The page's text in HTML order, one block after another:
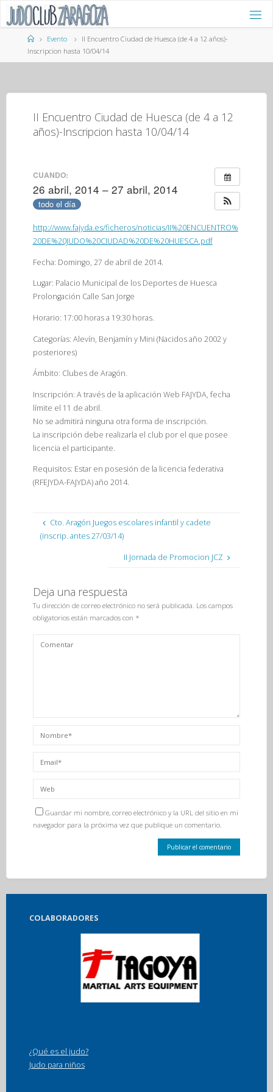
Saltar
contenidoPágina
de
Inicio
Evento
II Encuentro Ciudad de Huesca (de 4 a 12 años)-
Inscripcion hasta 10/04/14
II Encuentro Ciudad de Huesca (de 4 a 12
años)-Inscripcion hasta 10/04/14
CUANDO:
26 abril, 2014 – 27 abril, 2014
todo el día
http://www.fajyda.es/ficheros/noticias/II%20ENCUENTRO%
20DE%20JUDO%20CIUDAD%20DE%20HUESCA.pdf
Fecha: Domingo, 27 de abril de 2014.
Lugar: Palacio Municipal de los Deportes de Huesca
Prolongación Calle San Jorge
Horario: 17:00 horas a 19:30 horas.
Categorías: Alevín, Benjamín y Mini (Nacidos año 2002 y
posteriores)
Ámbito: Clubes de Aragón.
Inscripción: A través de la aplicación Web FAJYDA, fecha
límite el 11 de abril.
No se admitirá ninguna otra forma de inscripción.
La inscripción debe realizarla el club por el que posee
licencia el participante.
Requisitos: Estar en posesión de la licencia federativa
(RFEJYDA-FAJYDA) año 2014.
Cto. Aragón Juegos escolares infantil y cadete
(inscrip. antes 27/03/14)
II Jornada de Promocion JCZ
Deja una respuesta
Tu dirección de correo electrónico no será publicada. Los campos
obligatorios están marcados con *
Guardar mi nombre, correo electrónico y la URL del sitio en mi
navegador para la próxima vez que publique un comentario.
COLABORADORES
¿Qué es el judo?
Judo para niños